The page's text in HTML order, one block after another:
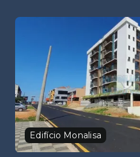
Edifício Monalisa